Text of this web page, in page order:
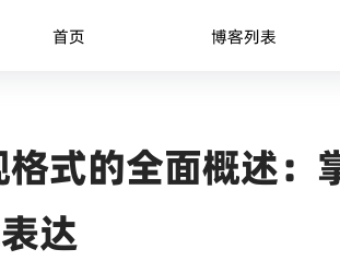
首页 博客列表
式的全面概述：
达